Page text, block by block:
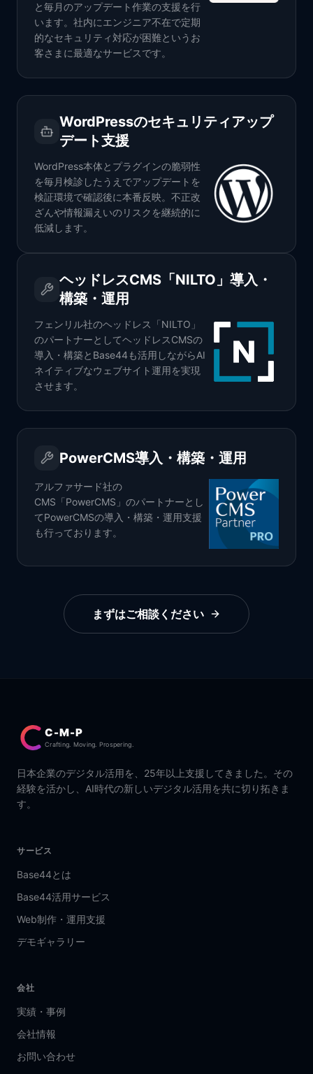
と毎月のアップデート作業の支援を行
います。社内にエンジニア不在で定期
的なセキュリティ対応が困難というお
客さまに最適なサービスです。
WordPressのセキュリティアップ
デート支援
WordPress本体とプラグインの脆弱性
を毎月検診したうえでアップデートを
検証環境で確認後に本番反映。不正改
ざんや情報漏えいのリスクを継続的に
低減します。
ヘッドレスCMS「NILTO」導入・
構築・運用
フェンリル社のヘッドレス「NILTO」
のパートナーとしてヘッドレスCMSの
導入・構築とBase44も活用しながらAI
ネイティブなウェブサイト運用を実現
させます。
PowerCMS導入・構築・運用
アルファサード社の
CMS「PowerCMS」のパートナーとし
てPowerCMSの導入・構築・運用支援
も行っております。
まずはご相談ください
C-M-P
Crafting. Moving. Prospering.
日本企業のデジタル活用を、25年以上支援してきました。その
経験を活かし、AI時代の新しいデジタル活用を共に切り拓きま
す。
サービス
Base44とは
Base44活用サービス
Web制作・運用支援
デモギャラリー
会社
実績・事例
会社情報
お問い合わせ